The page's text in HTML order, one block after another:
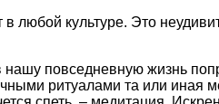
любой культуре. Это
повседневную жизнь
ритуалами та или иная